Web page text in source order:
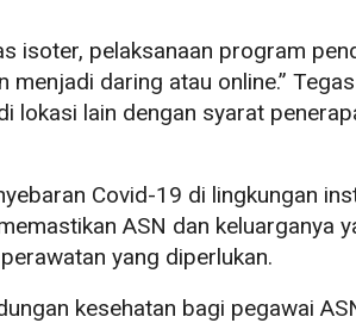
isoter, pelaksanaan program
menjadi daring atau online.”
lokasi lain dengan syarat
Covid-19 di lingkungan
ASN dan keluarganya
yang diperlukan.
kesehatan bagi pegawai